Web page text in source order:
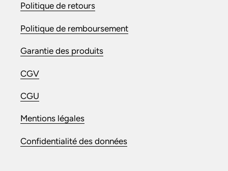
Politique de retours
Politique de remboursement
Garantie des produits
CGV
CGU
Mentions légales
Confidentialité des données